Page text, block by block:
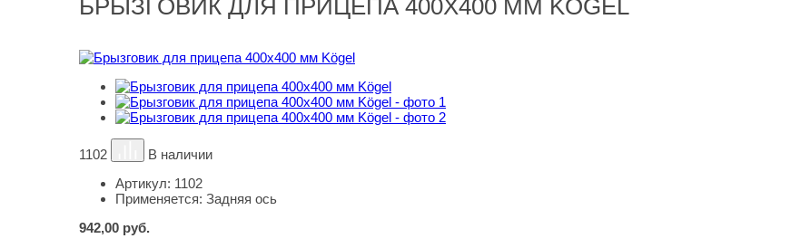
БРЫЗГОВИК ДЛЯ ПРИЦЕПА 400Х400 ММ KÖGEL
1102
В наличии
Артикул: 1102
Применяется: Задняя ось
942,00 руб.